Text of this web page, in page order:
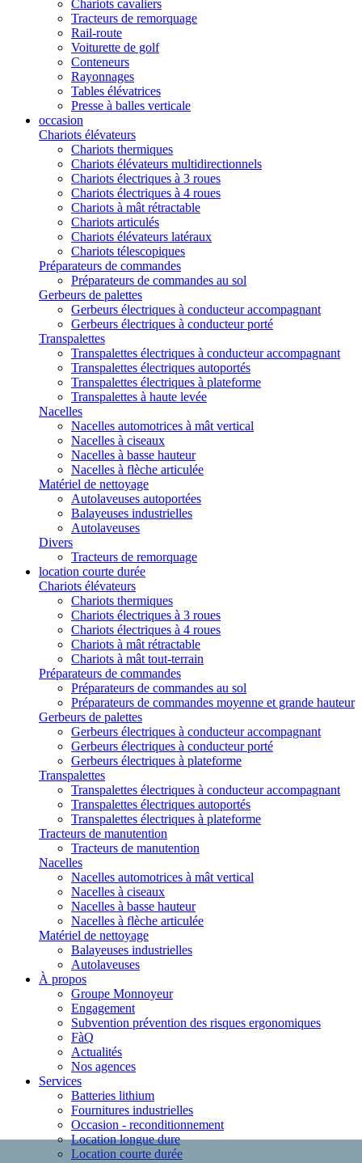
Chariots cavaliers
Tracteurs de remorquage
Rail-route
Voiturette de golf
Conteneurs
Rayonnages
Tables élévatrices
Presse à balles verticale
occasion
Chariots élévateurs
Chariots thermiques
Chariots élévateurs multidirectionnels
Chariots électriques à 3 roues
Chariots électriques à 4 roues
Chariots à mât rétractable
Chariots articulés
Chariots élévateurs latéraux
Chariots télescopiques
Préparateurs de commandes
Préparateurs de commandes au sol
Gerbeurs de palettes
Gerbeurs électriques à conducteur accompagnant
Gerbeurs électriques à conducteur porté
Transpalettes
Transpalettes électriques à conducteur accompagnant
Transpalettes électriques autoportés
Transpalettes électriques à plateforme
Transpalettes à haute levée
Nacelles
Nacelles automotrices à mât vertical
Nacelles à ciseaux
Nacelles à basse hauteur
Nacelles à flèche articulée
Matériel de nettoyage
Autolaveuses autoportées
Balayeuses industrielles
Autolaveuses
Divers
Tracteurs de remorquage
location courte durée
Chariots élévateurs
Chariots thermiques
Chariots électriques à 3 roues
Chariots électriques à 4 roues
Chariots à mât rétractable
Chariots à mât tout-terrain
Préparateurs de commandes
Préparateurs de commandes au sol
Préparateurs de commandes moyenne et grande hauteur
Gerbeurs de palettes
Gerbeurs électriques à conducteur accompagnant
Gerbeurs électriques à conducteur porté
Gerbeurs électriques à plateforme
Transpalettes
Transpalettes électriques à conducteur accompagnant
Transpalettes électriques autoportés
Transpalettes électriques à plateforme
Tracteurs de manutention
Tracteurs de manutention
Nacelles
Nacelles automotrices à mât vertical
Nacelles à ciseaux
Nacelles à basse hauteur
Nacelles à flèche articulée
Matériel de nettoyage
Balayeuses industrielles
Autolaveuses
À propos
Groupe Monnoyeur
Engagement
Subvention prévention des risques ergonomiques
FàQ
Actualités
Nos agences
Services
Batteries lithium
Fournitures industrielles
Occasion - reconditionnement
Location longue dure
Location courte durée